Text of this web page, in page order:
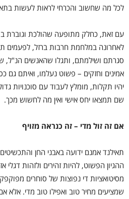
לכל מה שחשוב והכרחי לראות לעשות
עם זאת, כחלק מתופעה שהולכת וגוברת
לאחרונה במלחמת חרבות ברזל, לפעמים
סגרתם ושילמתם, ותגלו שהאנשים הנ"ל,
אמינים וחזקים – פשוט נעלמו, ואיתם גם
יהיו תקלות, מומלץ לעבוד עם סוכנויות
שם תמצאו יחס אישי ואין מה לחשוש מכך.
אם זה זול מדי – זה כנראה מזויף
תאילנד אמנם ידועה באבני החן
ההגיון הפשוט, להיות זהירים ולזהות
מסיטואציות די נפוצות של סוחרים
שמציעים מחיר טוב ואפילו טוב מדי. אלא